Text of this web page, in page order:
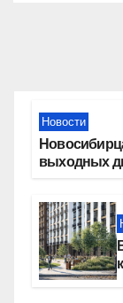
Новости
выходных